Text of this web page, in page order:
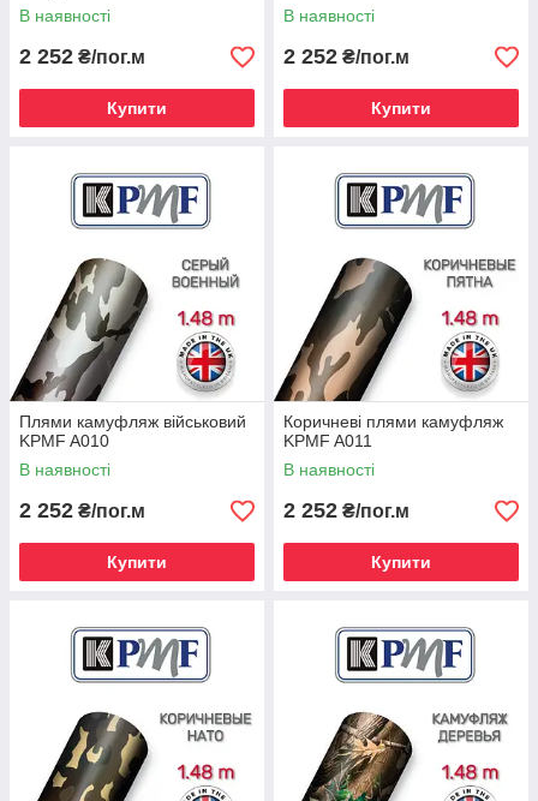
В наявності
2 252 ₴/пог.м
Купити
В наявності
2 252 ₴/пог.м
Купити
Плями камуфляж військовий
KPMF A010
В наявності
2 252 ₴/пог.м
Купити
Коричневі плями камуфляж
KPMF A011
В наявності
2 252 ₴/пог.м
Купити